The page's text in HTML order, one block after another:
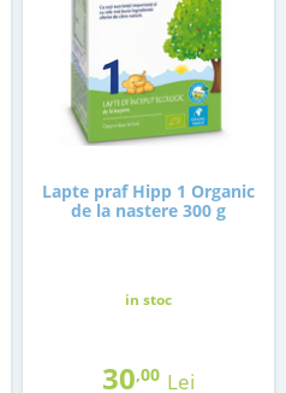
Lapte praf Hipp 1 Organic
de la nastere 300 g
in stoc
30,00 Lei